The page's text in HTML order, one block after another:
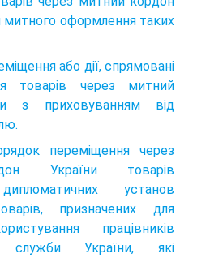
митного оформлення таких
або дії, спрямовані
товарів через митний
з приховуванням від
переміщення через
України товарів
установ
призначених для
працівни­ків
служби України, які